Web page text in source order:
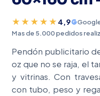
★★★★★ 4,9
Mas de 5.000 pedidos
Pendón publicitario
oz que no se raja, el
y vitrinas. Con
con tubo, peso y